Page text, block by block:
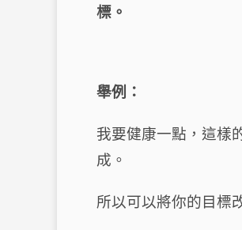
標。
舉例：
我要健康一點，這樣
成。
所以可以將你的目標